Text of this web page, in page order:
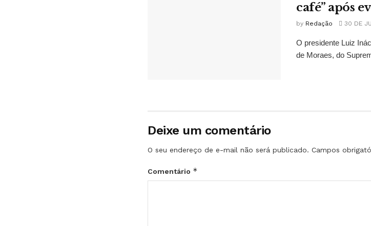
café” após
by Redação 30 DE
O presidente Luiz
de Moraes, do
Deixe um comentário
O seu endereço de e-mail não será publicado. Campos
Comentário *